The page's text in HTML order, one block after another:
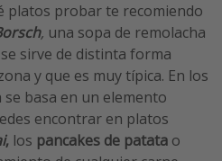
platos probar te recomiendo
, una sopa de remolacha
sirve de distinta forma
y que es muy típica. En los
se basa en un elemento
encontrar en platos
, los pancakes de patata o